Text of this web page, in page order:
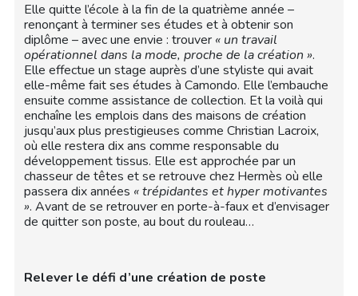
Elle quitte l’école à la fin de la quatrième année –
renonçant à terminer ses études et à obtenir son
diplôme – avec une envie : trouver « un travail
opérationnel dans la mode, proche de la création ».
Elle effectue un stage auprès d’une styliste qui avait
elle-même fait ses études à Camondo. Elle l’embauche
ensuite comme assistance de collection. Et la voilà qui
enchaîne les emplois dans des maisons de création
jusqu’aux plus prestigieuses comme Christian Lacroix,
où elle restera dix ans comme responsable du
développement tissus. Elle est approchée par un
chasseur de têtes et se retrouve chez Hermès où elle
passera dix années « trépidantes et hyper motivantes
». Avant de se retrouver en porte-à-faux et d’envisager
de quitter son poste, au bout du rouleau…
Relever le défi d’une création de poste